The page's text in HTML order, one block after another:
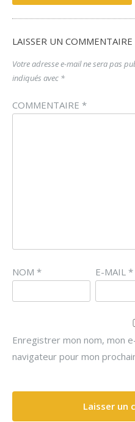
LAISSER UN COMMENTAIRE
Votre adresse e-mail ne sera pas
indiqués avec *
COMMENTAIRE *
NOM * E-MAIL *
Enregistrer mon nom, mon
navigateur pour mon